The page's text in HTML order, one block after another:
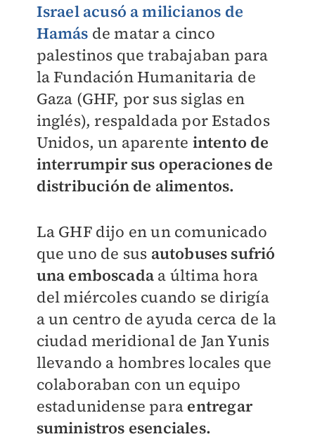
Israel acusó a milicianos de
Hamás de matar a cinco
palestinos que trabajaban para
la Fundación Humanitaria de
Gaza (GHF, por sus siglas en
inglés), respaldada por Estados
Unidos, un aparente intento de
interrumpir sus operaciones de
distribución de alimentos.
La GHF dijo en un comunicado
que uno de sus autobuses sufrió
una emboscada a última hora
del miércoles cuando se dirigía
a un centro de ayuda cerca de la
ciudad meridional de Jan Yunis
llevando a hombres locales que
colaboraban con un equipo
estadunidense para entregar
suministros esenciales.